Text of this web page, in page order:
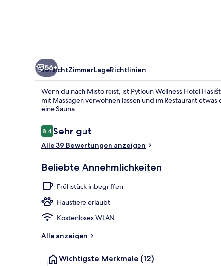
56+
ÜbersichtZimmerLageRichtlinien
Wenn du nach Misto reist, ist Pytloun Wellness Hotel
mit Massagen verwöhnen lassen und im Restaurant
eine Sauna.
Bewertungen
8,48,4 von 10.
Sehr gut
Alle 39 Bewertungen anzeigen
Beliebte Annehmlichkeiten
Frühstück inbegriffen
Haustiere erlaubt
Kostenloses WLAN
Alle anzeigen
Wichtigste Merkmale (12)